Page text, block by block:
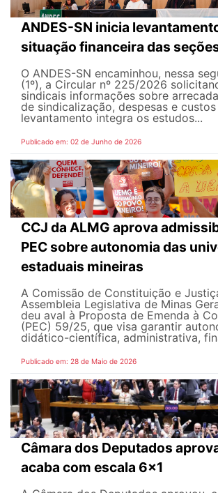
ANDES-SN inicia
situação financeira das
O ANDES-SN encaminhou, nessa
(1º), a Circular nº 225/2026
sindicais informações sobre
de sindicalização, despesas e
levantamento integra os estudos...
Publicado em: 02 de Junho de 2026
CCJ da ALMG aprova
PEC sobre autonomia das
estaduais mineiras
A Comissão de Constituição e
Assembleia Legislativa de Minas
deu aval à Proposta de Emenda à
(PEC) 59/25, que visa garantir
didático-científica, administrativa,
Publicado em: 28 de Maio de 2026
Câmara dos Deputados
acaba com escala 6x1